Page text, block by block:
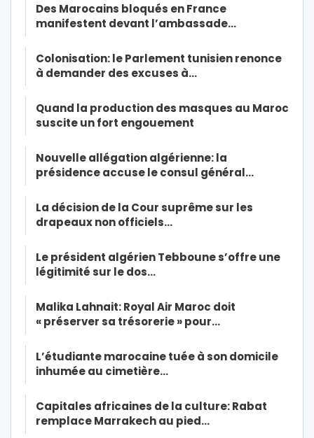
Des Marocains bloqués en France
manifestent devant l’ambassade…
Colonisation: le Parlement tunisien renonce
à demander des excuses à…
Quand la production des masques au Maroc
suscite un fort engouement
Nouvelle allégation algérienne: la
présidence accuse le consul général…
La décision de la Cour suprême sur les
drapeaux non officiels…
Le président algérien Tebboune s’offre une
légitimité sur le dos…
Malika Lahnait: Royal Air Maroc doit
« préserver sa trésorerie » pour…
L’étudiante marocaine tuée à son domicile
inhumée au cimetière…
Capitales africaines de la culture: Rabat
remplace Marrakech au pied…